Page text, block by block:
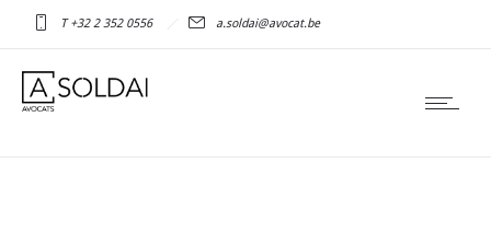
T +32 2 352 0556 a.soldai@avocat.be